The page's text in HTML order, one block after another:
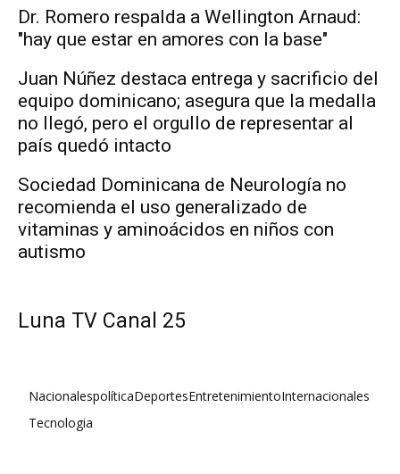
Dr. Romero respalda a Wellington Arnaud:
"hay que estar en amores con la base"
Juan Núñez destaca entrega y sacrificio del
equipo dominicano; asegura que la medalla
no llegó, pero el orgullo de representar al
país quedó intacto
Sociedad Dominicana de Neurología no
recomienda el uso generalizado de
vitaminas y aminoácidos en niños con
autismo
Luna TV Canal 25
NacionalespolíticaDeportesEntretenimientoInternacionales
Tecnologia